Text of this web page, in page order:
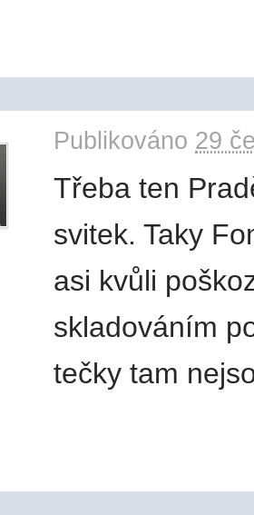
Publikováno 29
Třeba ten
svitek. Taky
asi kvůli
skladováním
tečky tam